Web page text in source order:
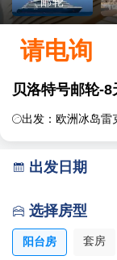
请电询
贝洛特号邮轮-
出发：欧洲冰岛雷
 出发日期
 选择房型
阳台房 套房